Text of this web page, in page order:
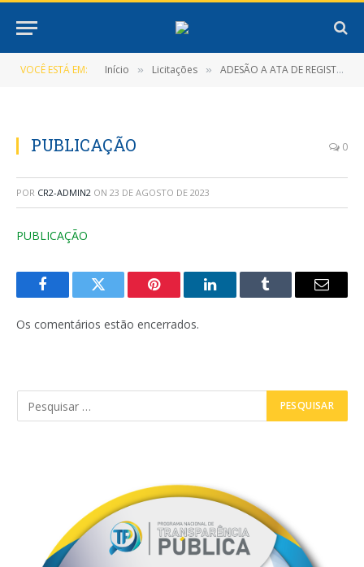
VOCÊ ESTÁ EM: Início » Licitações » ADESÃO A ATA DE REGISTRO DE PREÇOS Nº 003/2022 (Contratação de pessoa Jurídica para Fornecimento de Massa Asfáltica C.B.Q.U para atender as necessidades da Prefeitura Municipal de Nova Timboteua)
PUBLICAÇÃO 0
POR CR2-ADMIN2 ON 23 DE AGOSTO DE 2023
PUBLICAÇÃO
FacebookTwitter Pinterest LinkedInTumblr
E-
Os comentários estão encerrados.